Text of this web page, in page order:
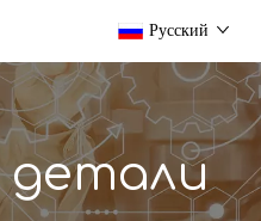
Pусский